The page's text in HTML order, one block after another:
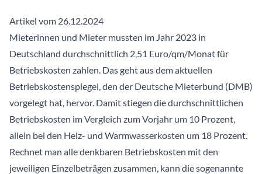
Artikel vom 26.12.2024
Mieterinnen und Mieter mussten im Jahr 2023 in
Deutschland durchschnittlich 2,51 Euro/qm/Monat für
Betriebskosten zahlen. Das geht aus dem aktuellen
Betriebskostenspiegel, den der Deutsche Mieterbund (DMB)
vorgelegt hat, hervor. Damit stiegen die durchschnittlichen
Betriebskosten im Vergleich zum Vorjahr um 10 Prozent,
allein bei den Heiz- und Warmwasserkosten um 18 Prozent.
Rechnet man alle denkbaren Betriebskosten mit den
jeweiligen Einzelbeträgen zusammen, kann die sogenannte